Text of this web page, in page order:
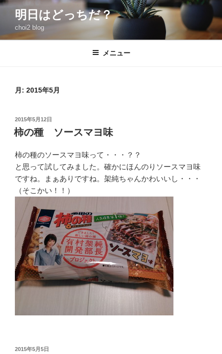
コ
ン
明日はどっちだ？
choi2 blog
メニュー
月: 2015年5月
投
稿
日:
2015年5月12日
柿の種 ソースマヨ味
柿の種のソースマヨ味って・・・？？
と思って試してみました。確かにほんのりソースマヨ味
ですね。まぁありですね。架純ちゃんかわいいし・・・
（そこかい！！）
投
2015年5月5日